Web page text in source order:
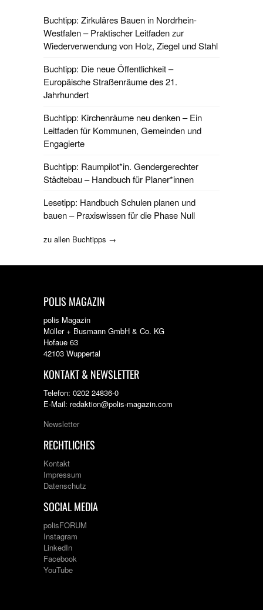
Buchtipp: Zirkuläres Bauen in Nordrhein-
Westfalen – Praktischer Leitfaden zur
Wiederverwendung von Holz, Ziegel und Stahl
Buchtipp: Die neue Öffentlichkeit –
Europäische Straßenräume des 21.
Jahrhundert
Buchtipp: Kirchenräume neu denken – Ein
Leitfaden für Kommunen, Gemeinden und
Engagierte
Buchtipp: Raumpilot*in. Gendergerechter
Städtebau – Handbuch für Planer*innen
Lesetipp: Handbuch Schulen planen und
bauen – Praxiswissen für die Phase Null
zu allen Buchtipps →
POLIS MAGAZIN
polis Magazin
Müller + Busmann GmbH & Co. KG
Hofaue 63
42103 Wuppertal
KONTAKT & NEWSLETTER
Telefon: 0202 24836-0
E-Mail: redaktion@polis-magazin.com
Newsletter
RECHTLICHES
Kontakt
Impressum
Datenschutz
SOCIAL MEDIA
polisFORUM
Instagram
LinkedIn
Facebook
YouTube